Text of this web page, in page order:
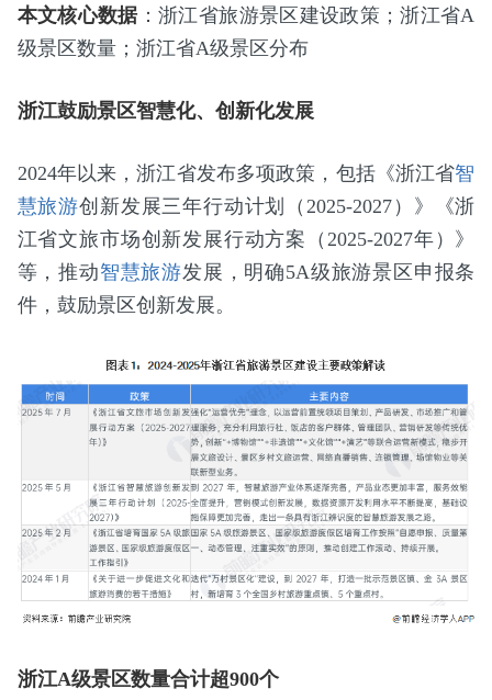
本文核心数据：浙江省旅游景区建设政策；浙江省A
级景区数量；浙江省A级景区分布
浙江鼓励景区智慧化、创新化发展
2024年以来，浙江省发布多项政策，包括《浙江省智
慧旅游创新发展三年行动计划（2025-2027）》《浙
江省文旅市场创新发展行动方案（2025-2027年）》
等，推动智慧旅游发展，明确5A级旅游景区申报条
件，鼓励景区创新发展。
浙江A级景区数量合计超900个